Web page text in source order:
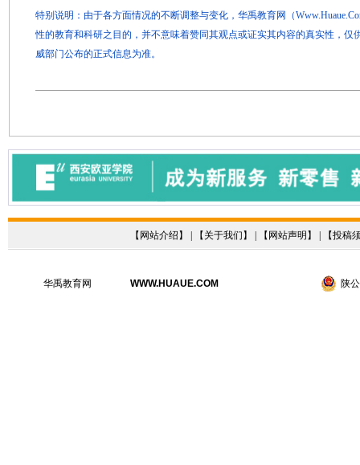
特别说明：由于各方面情况的不断调整与变化，华禹教育网（
性的教育和科研之目的，并不意味着赞同其观点或证实其内容的真实性，仅
威部门公布的正式信息为准。
【 网站介绍 】 | 【 关于我们 】 | 【 网站声明 】 | 【投稿
华禹教育网 WWW.HUAUE.COM 陕